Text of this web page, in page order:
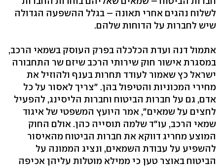
לשלוח נהגים אחרי תאונה – בגלל ההשפעה הגדולה
שיש לחברות על הדוחות שלהם.
אתמול דנה ועדת הכלכלה בפרק העוסק בשמאי הרכב,
במסגרת אישור חוק שירותי הרכב שיזם שר התחבורה
ישראל כץ שאמור לעודד תחרות בענף ולהוזיל את
מחירי המכוניות והטיפול בהן. "צריך לאסור על כל
אדם, גם על חברות הביטוח וחברות הליסינג, להפעיל
לחצים על שמאים", אמר היועץ המשפטי של איגוד
שמאי הרכב, עו"ד שלמה תוסייה כהן. אולם החוק
המוצע מחריג דווקא את חברות הביטוח מהאיסור
להשפיע על עבודת השמאים, ונציג הממונה על
הביטוח באוצר טען כי ממילא מוטלות עליהן אכיפה